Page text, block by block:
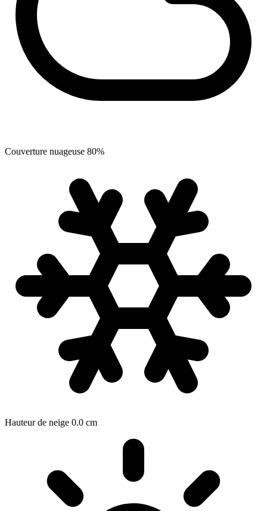
Couverture nuageuse 80%
Hauteur de neige 0.0 cm